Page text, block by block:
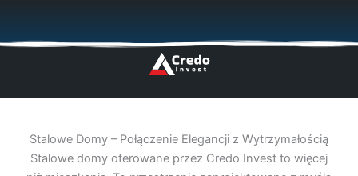
treści
Stalowe Domy – Połączenie Elegancji z Wytrzymałością
Stalowe domy oferowane przez Credo Invest to więcej